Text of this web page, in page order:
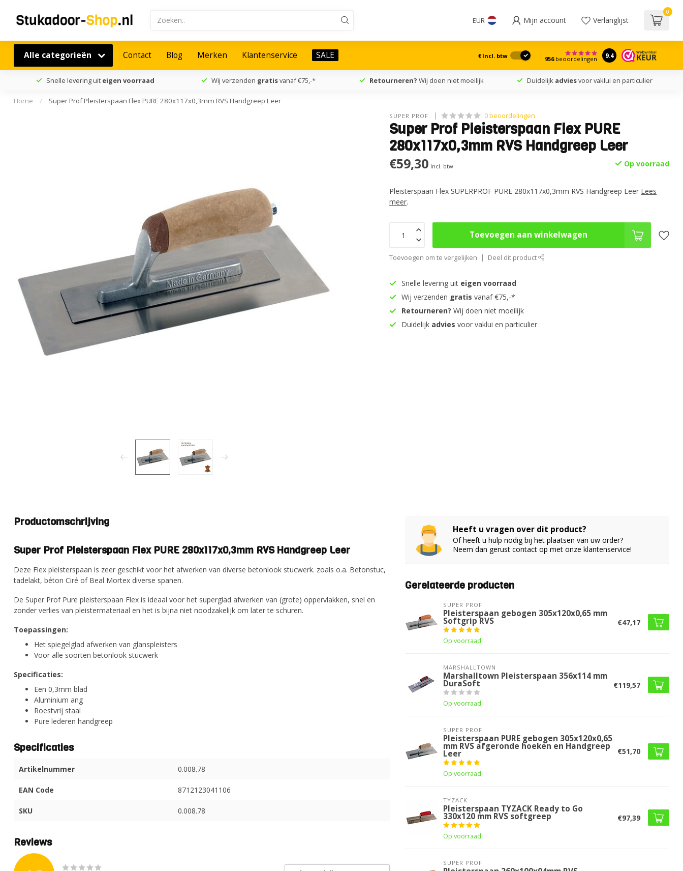
EUR Mijn account Verlanglijst
0
Alle categorieën Contact Blog Merken Klantenservice SALE €Incl. btw 956beoordelingen 9.4
Snelle levering uit eigen voorraad Wij verzenden gratisvanaf €75,-* Retourneren? Wij doen niet moeilijk Duidelijk adviesvoor vaklui en particulier
Home / Super Prof Pleisterspaan Flex PURE 280x117x0,3mm RVS Handgreep Leer
SUPER PROF 0 beoordelingen
Super Prof Pleisterspaan Flex PURE
280x117x0,3mm RVS Handgreep Leer
€59,30 Incl. btw Op voorraad
Pleisterspaan Flex SUPERPROF PURE 280x117x0,3mm RVS Handgreep Leer Lees
meer.
Toevoegen aan winkelwagen
Toevoegen om te vergelijken Deel dit product
Snelle levering uit eigen voorraad
Wij verzenden gratis vanaf €75,-*
Retourneren? Wij doen niet moeilijk
Duidelijk advies voor vaklui en particulier
Productomschrijving
Super Prof Pleisterspaan Flex PURE 280x117x0,3mm RVS Handgreep Leer
Deze Flex pleisterspaan is zeer geschikt voor het afwerken van diverse betonlook stucwerk. zoals o.a. Betonstuc,
tadelakt, béton Ciré of Beal Mortex diverse spanen.
De Super Prof Pure pleisterspaan Flex is ideaal voor het superglad afwerken van (grote) oppervlakken, snel en
zonder verlies van pleistermateriaal en het is bijna niet noodzakelijk om later te schuren.
Toepassingen:
Het spiegelglad afwerken van glanspleisters
Voor alle soorten betonlook stucwerk
Specificaties:
Een 0,3mm blad
Aluminium ang
Roestvrij staal
Pure lederen handgreep
Specificaties
Artikelnummer 0.008.78
EAN Code 8712123041106
SKU 0.008.78
Reviews
Heeft u vragen over dit product?
Of heeft u hulp nodig bij het plaatsen van uw order?
Neem dan gerust contact op met onze klantenservice!
Gerelateerde producten
SUPER PROF
Pleisterspaan gebogen 305x120x0,65 mm
Softgrip RVS
Op voorraad
€47,17
MARSHALLTOWN
Marshalltown Pleisterspaan 356x114 mm
DuraSoft
Op voorraad
€119,57
SUPER PROF
Pleisterspaan PURE gebogen 305x120x0,65
mm RVS afgeronde hoeken en Handgreep
Leer
Op voorraad
€51,70
TYZACK
Pleisterspaan TYZACK Ready to Go
330x120 mm RVS softgreep
Op voorraad
€97,39
SUPER PROF